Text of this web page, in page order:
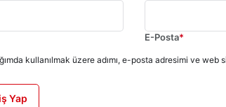
E-Posta*
kullanılmak üzere adımı, e-posta adresimi ve web
Yap